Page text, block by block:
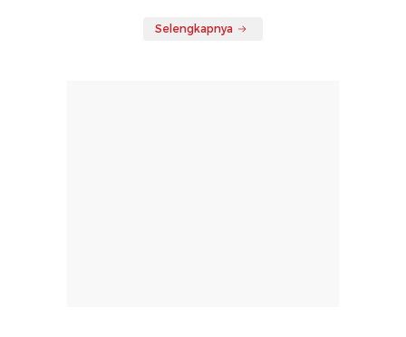
Selengkapnya